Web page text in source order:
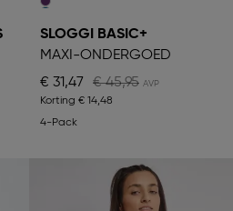
SLOGGI BASIC+
MAXI-ONDERGOED
€ 31,47
€ 45,95
Korting € 14,48
4-Pack